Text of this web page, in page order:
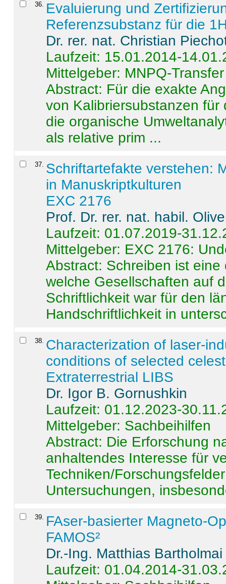
36. Evaluierung und
Referenzsubstanz für die
Dr. rer. nat. Christian
Laufzeit: 15.01.2014-
Mittelgeber: MNPQ-Transfer
Abstract: Für die exakte
von Kalibriersubstanzen
die organische
als relative prim ...
37. Schriftartefakte verstehen:
in Manuskriptkulturen
EXC 2176
Prof. Dr. rer. nat. habil.
Laufzeit: 01.07.2019-
Mittelgeber: EXC 2176:
Abstract: Schreiben ist
welche Gesellschaften auf
Schriftlichkeit war für den
Handschriftlichkeit in
38. Characterization of laser-
conditions of selected
Extraterrestrial LIBS
Dr. Igor B. Gornushkin
Laufzeit: 01.12.2023-
Mittelgeber: Sachbeihilfen
Abstract: Die Erforschung
anhaltendes Interesse für
Techniken/
Untersuchungen,
39. FAser-basierter Magneto-
FAMOS²
Dr.-Ing. Matthias Bartholmai
Laufzeit: 01.04.2014-